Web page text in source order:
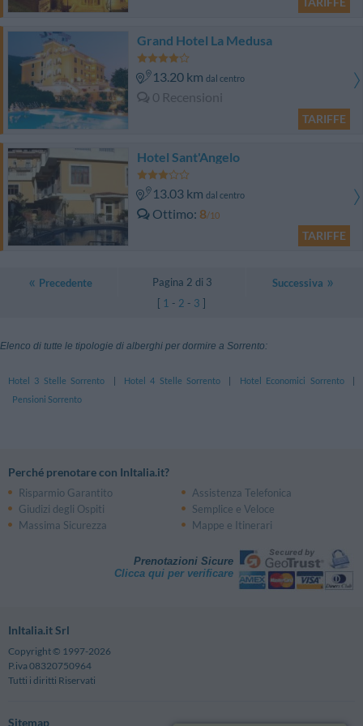
Grand Hotel La Medusa
13.20 km dal centro
0 Recensioni
TARIFFE
Hotel Sant'Angelo
13.03 km dal centro
Ottimo 8/10
TARIFFE
Precedente Pagina 2 di 3
Successiva
[ 1 - 2 - 3 ]
Elenco di tutte le tipologie di alberghi per dormire a Sorrento:
Hotel 3 Stelle Sorrento | Hotel 4 Stelle Sorrento | Hotel Economici Sorrento
|
Pensioni Sorrento
Perché prenotare con InItalia.it?
Risparmio Garantito
Assistenza Telefonica
Giudizi degli Ospiti
Semplice e Veloce
Massima Sicurezza
Mappe e Itinerari
Prenotazioni Sicure
Clicca qui per verificare
InItalia.it Srl
Copyright © 1997-2026
P.iva 08320750964
Tutti i diritti Riservati
Sitemap